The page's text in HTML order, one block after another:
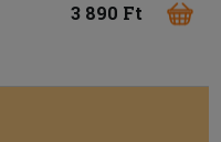
3 890 Ft